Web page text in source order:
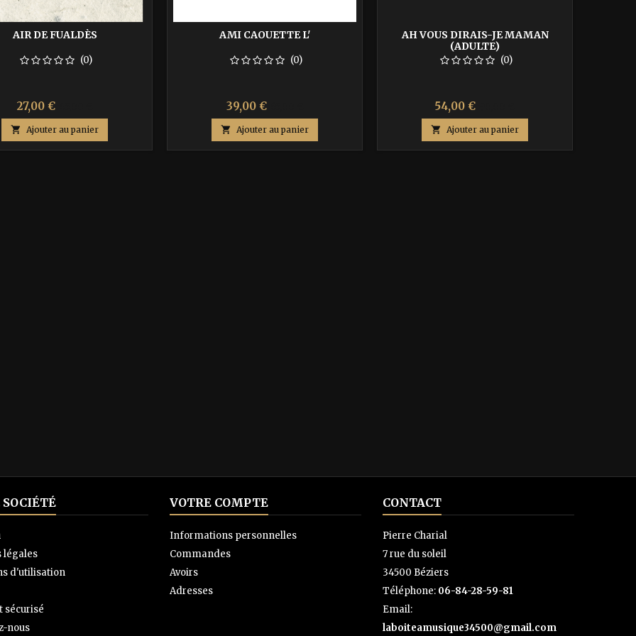
AIR DE FUALDÈS
(0)
Prix
27,00 €
base
 Ajouter au panier
AMI CAOUETTE L'
(0)
Prix
39,00 €
base
 Ajouter au panier
AH VOUS DIRAIS-JE MAMAN
(ADULTE)
(0)
Prix
54,00 €
base
 Ajouter au panier
légales
d'utilisation
sécurisé
nous
VOTRE COMPTE
Informations personnelles
Commandes
Avoirs
Adresses
CONTACT
Pierre Charial
7 rue du soleil
34500 Béziers
Téléphone: 06-84-28-59-81
Email:
laboiteamusique34500@gmail.com